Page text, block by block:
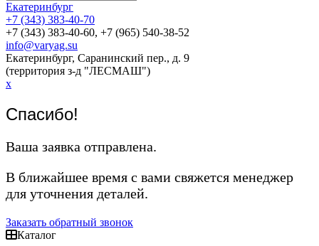
Екатеринбург
+7 (343) 383-40-70
+7 (343) 383-40-60, +7 (965) 540-38-52
info@varyag.su
Екатеринбург, Саранинский пер., д. 9
(территория з-д "ЛЕСМАШ")
x
Спасибо!
Ваша заявка отправлена.
В ближайшее время с вами свяжется менеджер
для уточнения деталей.
Заказать обратный звонок
Каталог